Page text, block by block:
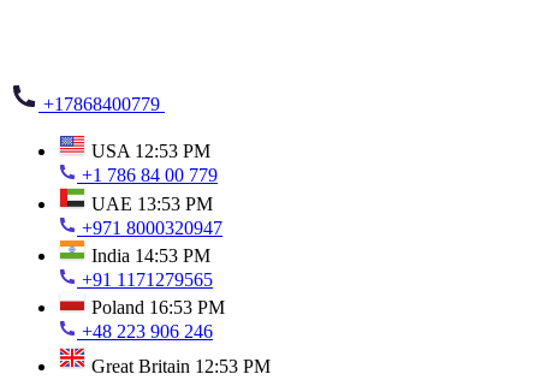
+17868400779
USA 12:53 PM
+1 786 84 00 779
UAE 13:53 PM
+971 8000320947
India 14:53 PM
+91 1171279565
Poland 16:53 PM
+48 223 906 246
Great Britain 12:53 PM